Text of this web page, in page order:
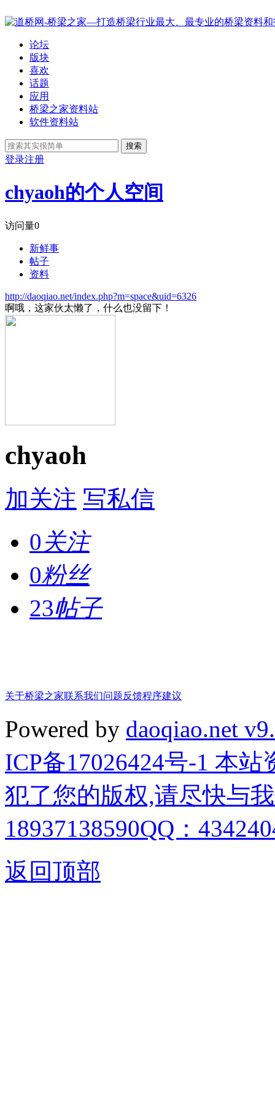
论坛
版块
喜欢
话题
应用
桥梁之家资料站
软件资料站
搜索
登录注册
chyaoh的个人空间
访问量0
新鲜事
帖子
资料
http://daoqiao.net/index.php?m=space&uid=6326
啊哦，这家伙太懒了，什么也没留下！
chyaoh
加关注 写私信
0关注
0粉丝
23帖子
关于桥梁之家联系我们问题反馈程序建议
Powered by daoqiao.net
ICP备17026424号-1 本
犯了您的版权,请尽快与
18937138590QQ：
返回顶部